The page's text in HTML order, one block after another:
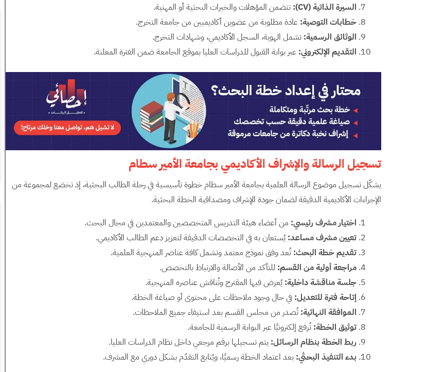
السيرة الذاتية (CV
): تتضمن المؤهلات والخبرات البحثية أو المهنية.
خطابات التوصية: عادة مطلوبة من عضوين أكاديميين من جامعة التخرج.
الوثائق الرسمية: تشمل الهوية، السجل الأكاديمي، وشهادات التخرج.
التقديم الإلكتروني: عبر بوابة القبول للدراسات العليا بموقع الجامعة ضمن الفترة المعلنة.
تسجيل الرسالة والإشراف الأكاديمي بجامعة الأمير سطام
يشكّل تسجيل موضوع الرسالة العلمية بجامعة الأمير سطام خطوة تأسيسية في رحلة الطالب البحثية، إذ تخضع لمجموعة من
الإجراءات الأكاديمية الدقيقة لضمان جودة الإشراف ومصداقية الخطة البحثية.
اختيار مشرف رئيسي: من أعضاء هيئة التدريس المتخصصين والمعتمدين في مجال البحث.
تعيين مشرف مساعد: يُستعان به في التخصصات الدقيقة لتعزيز دعم الطالب الأكاديمي.
تقديم خطة البحث: تُعد وفق نموذج معتمد وتشمل كافة عناصر المنهجية العلمية.
مراجعة أولية من القسم: للتأكد من الأصالة والارتباط بالتخصص.
جلسة مناقشة داخلية: يُعرض فيها المقترح وتُناقش عناصره المنهجية.
إتاحة فترة للتعديل: في حال وجود ملاحظات على محتوى أو صياغة الخطة.
الموافقة النهائية: تُصدر من مجلس القسم بعد استيفاء جميع الملاحظات.
توثيق الخطة: تُرفع إلكترونيًا عبر البوابة الرسمية للجامعة.
ربط الخطة بنظام الرسائل: يتم تسجيلها برقم مرجعي داخل نظام الدراسات العليا.
بدء التنفيذ البحثي: بعد اعتماد الخطة رسميًا، ويُتابع التقدّم بشكل دوري مع المشرف.